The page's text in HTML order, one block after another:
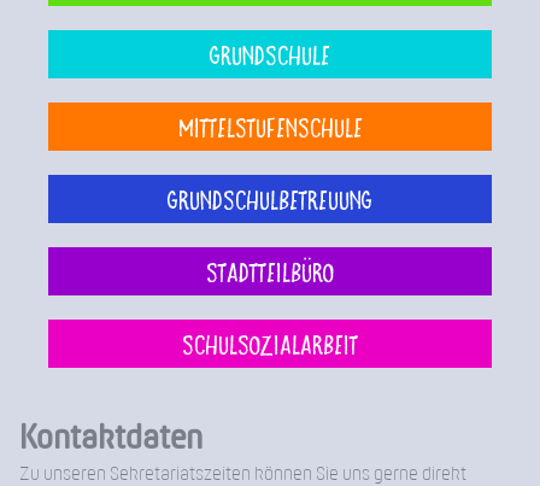
Grundschule
Mittelstufenschule
Grundschulbetreuung
Stadtteilbüro
Schulsozialarbeit
Kontaktdaten
Zu unseren Sekretariatszeiten können Sie uns gerne direkt